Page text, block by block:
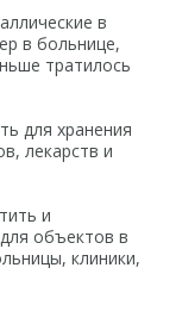
в
в больнице,
тратилось
для хранения
лекарств и
и
объектов в
клиники,